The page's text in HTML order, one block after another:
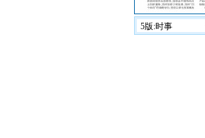
5版:时事